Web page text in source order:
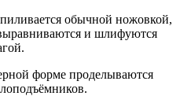
обычной ножовкой,
и шлифуются
форме проделываются